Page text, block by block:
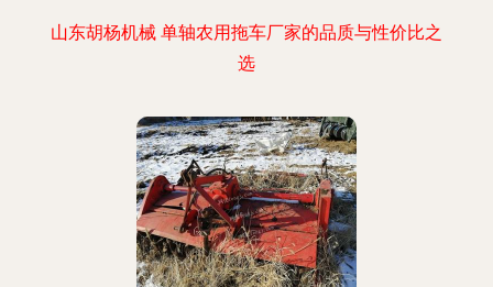
山东胡杨机械 单轴农用拖车厂家的品质与性价比之
选